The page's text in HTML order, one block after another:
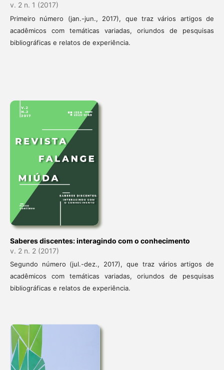
v. 2 n. 1 (2017)
Primeiro número (jan.-jun., 2017), que traz vários artigos de
acadêmicos com temáticas variadas, oriundos de pesquisas
bibliográficas e relatos de experiência.
Saberes discentes: interagindo com o conhecimento
v. 2 n. 2 (2017)
Segundo número (jul.-dez., 2017), que traz vários artigos de
acadêmicos com temáticas variadas, oriundos de pesquisas
bibliográficas e relatos de experiência.